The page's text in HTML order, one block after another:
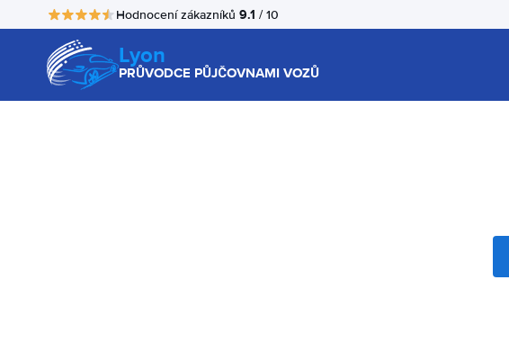
Hodnocení zákazníků 9.1 / 10
Lyon
PRŮVODCE PŮJČOVNAMI VOZŮ